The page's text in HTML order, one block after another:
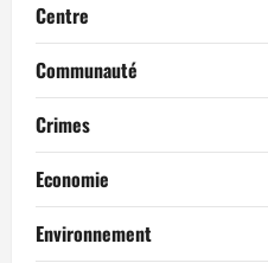
Centre
Communauté
Crimes
Economie
Environnement